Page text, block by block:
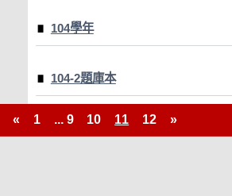
104學年
104-2題庫本
« 1 ... 9 10 11 12 »